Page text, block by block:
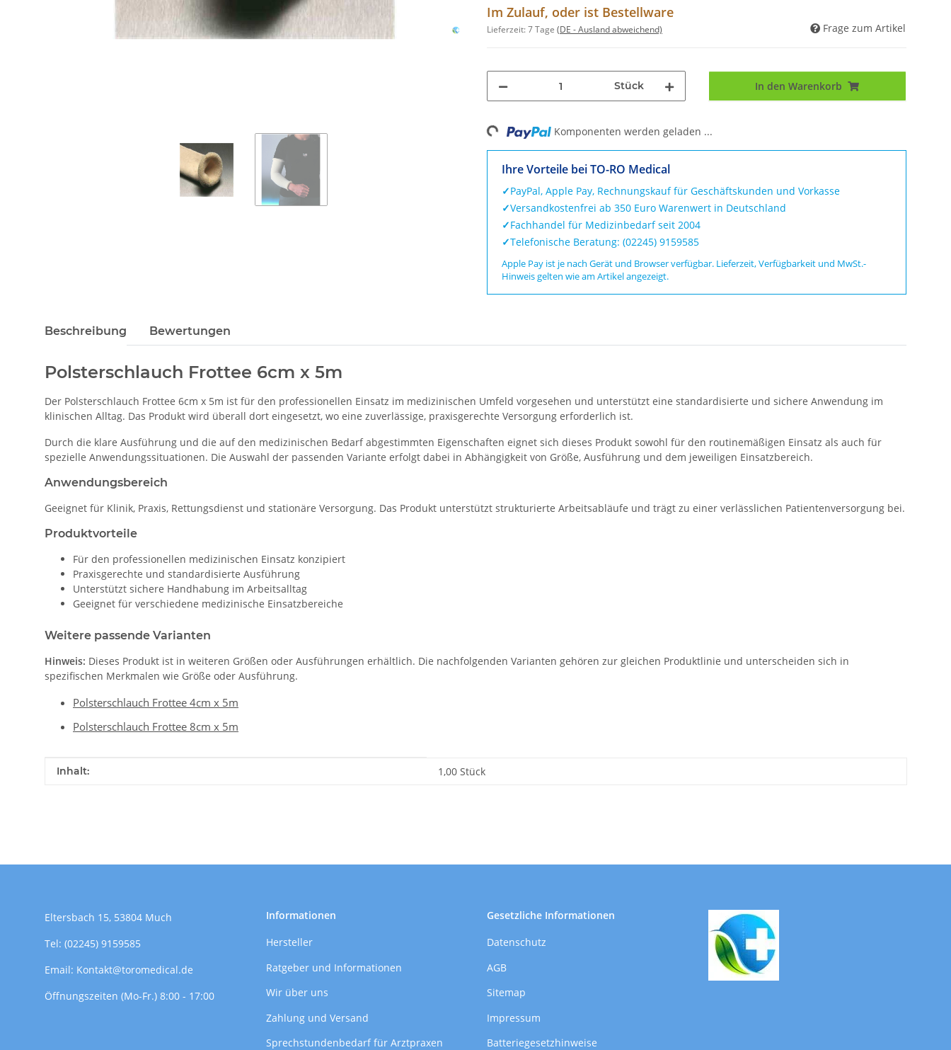
Im Zulauf, oder ist Bestellware
Lieferzeit:7 Tage (DE - Ausland abweichend) Frage zum Artikel
Stück In den Warenkorb
Loading... Komponenten werden geladen ...
Ihre Vorteile bei TO-RO Medical
✓PayPal, Apple Pay, Rechnungskauf für Geschäftskunden und Vorkasse
✓Versandkostenfrei ab 350 Euro Warenwert in Deutschland
✓Fachhandel für Medizinbedarf seit 2004
✓Telefonische Beratung: (02245) 9159585
Apple Pay ist je nach Gerät und Browser verfügbar. Lieferzeit, Verfügbarkeit und MwSt.-
Hinweis gelten wie am Artikel angezeigt.
Beschreibung Bewertungen
Polsterschlauch Frottee 6cm x 5m
Der Polsterschlauch Frottee 6cm x 5m ist für den professionellen Einsatz im medizinischen Umfeld vorgesehen und unterstützt eine standardisierte und sichere Anwendung im
klinischen Alltag. Das Produkt wird überall dort eingesetzt, wo eine zuverlässige, praxisgerechte Versorgung erforderlich ist.
Durch die klare Ausführung und die auf den medizinischen Bedarf abgestimmten Eigenschaften eignet sich dieses Produkt sowohl für den routinemäßigen Einsatz als auch für
spezielle Anwendungssituationen. Die Auswahl der passenden Variante erfolgt dabei in Abhängigkeit von Größe, Ausführung und dem jeweiligen Einsatzbereich.
Anwendungsbereich
Geeignet für Klinik, Praxis, Rettungsdienst und stationäre Versorgung. Das Produkt unterstützt strukturierte Arbeitsabläufe und trägt zu einer verlässlichen Patientenversorgung bei.
Produktvorteile
Für den professionellen medizinischen Einsatz konzipiert
Praxisgerechte und standardisierte Ausführung
Unterstützt sichere Handhabung im Arbeitsalltag
Geeignet für verschiedene medizinische Einsatzbereiche
Weitere passende Varianten
Hinweis: Dieses Produkt ist in weiteren Größen oder Ausführungen erhältlich. Die nachfolgenden Varianten gehören zur gleichen Produktlinie und unterscheiden sich in
spezifischen Merkmalen wie Größe oder Ausführung.
Polsterschlauch Frottee 4cm x 5m
Polsterschlauch Frottee 8cm x 5m
Produkteigenschaft
Wert
Inhalt: 1,00 Stück
Eltersbach 15, 53804 Much
Tel: (02245) 9159585
Email: Kontakt@toromedical.de
Öffnungszeiten (Mo-Fr.) 8:00 - 17:00
Informationen
Hersteller
Ratgeber und Informationen
Wir über uns
Zahlung und Versand
Sprechstundenbedarf für Arztpraxen
Gesetzliche Informationen
Datenschutz
AGB
Sitemap
Impressum
Batteriegesetzhinweise